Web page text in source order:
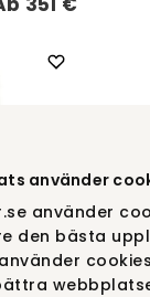
använder
använder
den bästa